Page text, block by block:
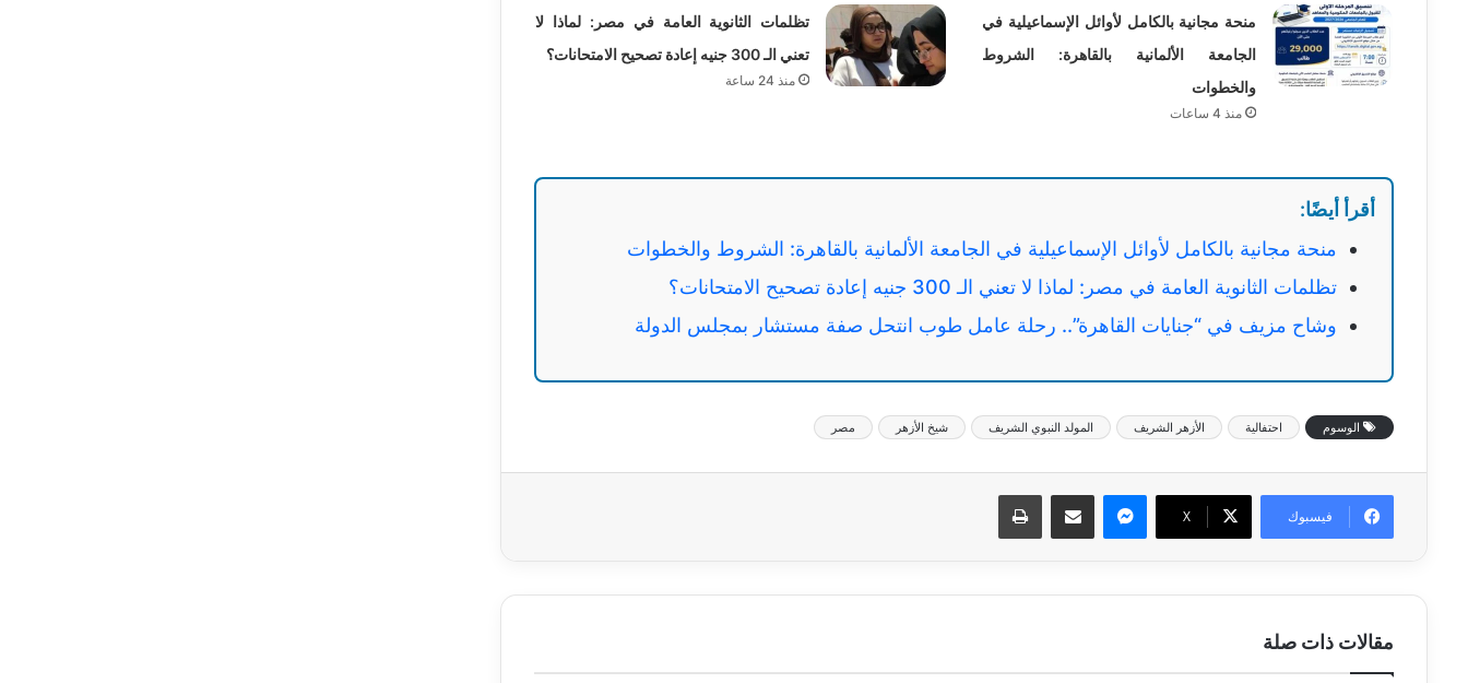
منحة مجانية بالكامل لأوائل الإسماعيلية في
الجامعة الألمانية بالقاهرة: الشروط
والخطوات
منذ 4 ساعات
تظلمات الثانوية العامة في مصر: لماذا لا
تعني الـ 300 جنيه إعادة تصحيح الامتحانات؟
منذ 24 ساعة
أقرأ أيضًا:
منحة مجانية بالكامل لأوائل الإسماعيلية في الجامعة الألمانية بالقاهرة: الشروط والخطوات
تظلمات الثانوية العامة في مصر: لماذا لا تعني الـ 300 جنيه إعادة تصحيح الامتحانات؟
وشاح مزيف في “جنايات القاهرة”.. رحلة عامل طوب انتحل صفة مستشار بمجلس الدولة
الوسوم احتفالية الأزهر الشريف المولد النبوي الشريف شيخ الأزهر مصر
فيسبوك ‫X
ماسنجر مشاركة عبر البريد طباعة
مقالات ذات صلة